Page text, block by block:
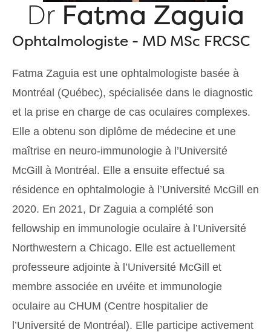
Dr Fatma Zaguia
Ophtalmologiste - MD MSc FRCSC
Fatma Zaguia est une ophtalmologiste basée à
Montréal (Québec), spécialisée dans le diagnostic
et la prise en charge de cas oculaires complexes.
Elle a obtenu son diplôme de médecine et une
maîtrise en neuro-immunologie à l’Université
McGill à Montréal. Elle a ensuite effectué sa
résidence en ophtalmologie à l’Université McGill en
2020. En 2021, Dr Zaguia a complété son
fellowship en immunologie oculaire à l’Université
Northwestern a Chicago. Elle est actuellement
professeure adjointe à l’Université McGill et
membre associée en uvéite et immunologie
oculaire au CHUM (Centre hospitalier de
l’Université de Montréal). Elle participe activement